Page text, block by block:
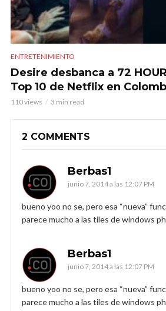
ENTRETENIMIENTO
Desire desbanca a 72
Top 10 de Netflix en
110 views 3 min read
2 COMMENTS
Berbas1
junio 7, 2014 a las 12:07 PM
bueno yoo no se, pero esa “nueva”
parece mucho a las tiles de windows
Berbas1
junio 7, 2014 a las 12:07 PM
bueno yoo no se, pero esa “nueva”
parece mucho a las tiles de windows